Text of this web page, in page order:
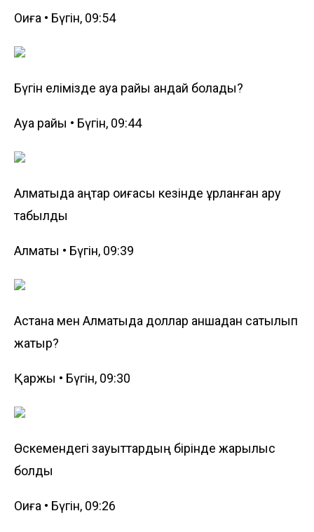
Оқиға • Бүгін, 09:54
Бүгін елімізде ауа райы қандай болады?
Ауа райы • Бүгін, 09:44
Алматыда қаңтар оқиғасы кезінде ұрланған қару
табылды
Алматы • Бүгін, 09:39
Астана мен Алматыда доллар қаншадан сатылып
жатыр?
Қаржы • Бүгін, 09:30
Өскемендегі зауыттардың бірінде жарылыс
болды
Оқиға • Бүгін, 09:26